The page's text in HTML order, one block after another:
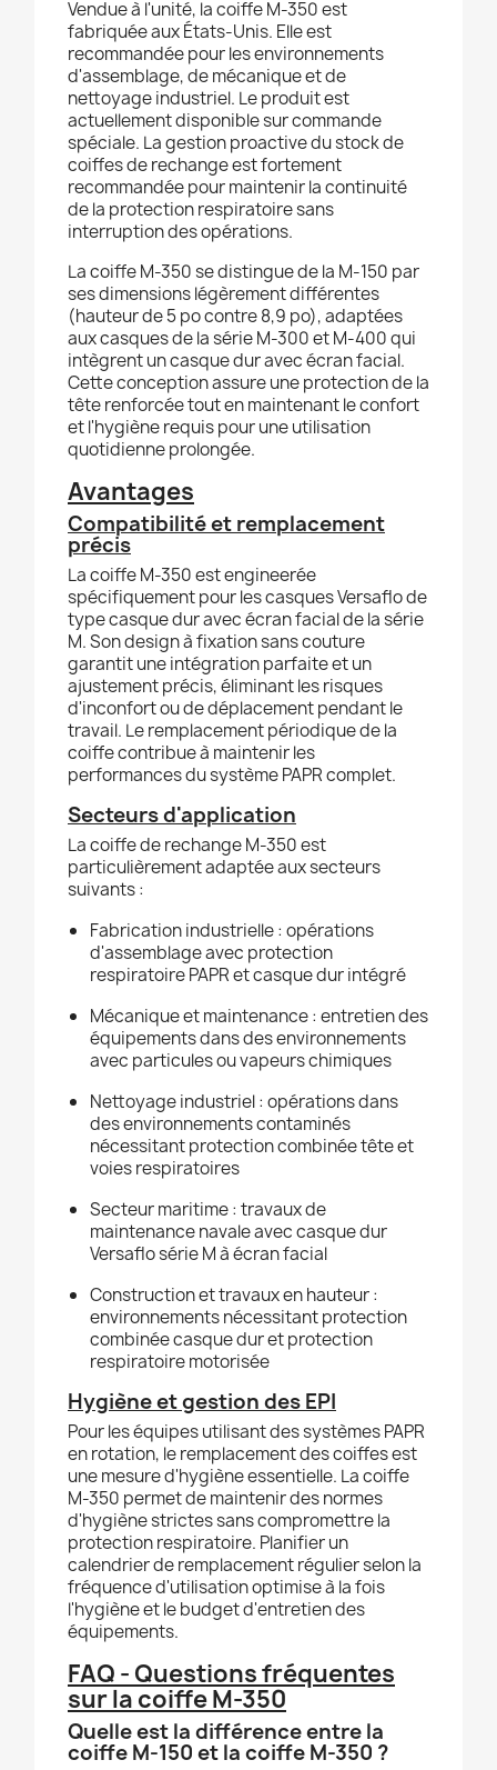
Vendue à l'unité, la coiffe M-350 est
fabriquée aux États-Unis. Elle est
recommandée pour les environnements
d'assemblage, de mécanique et de
nettoyage industriel. Le produit est
actuellement disponible sur commande
spéciale. La gestion proactive du stock de
coiffes de rechange est fortement
recommandée pour maintenir la continuité
de la protection respiratoire sans
interruption des opérations.
La coiffe M-350 se distingue de la M-150 par
ses dimensions légèrement différentes
(hauteur de 5 po contre 8,9 po), adaptées
aux casques de la série M-300 et M-400 qui
intègrent un casque dur avec écran facial.
Cette conception assure une protection de la
tête renforcée tout en maintenant le confort
et l'hygiène requis pour une utilisation
quotidienne prolongée.
Avantages
Compatibilité et remplacement
précis
La coiffe M-350 est engineerée
spécifiquement pour les casques Versaflo de
type casque dur avec écran facial de la série
M. Son design à fixation sans couture
garantit une intégration parfaite et un
ajustement précis, éliminant les risques
d'inconfort ou de déplacement pendant le
travail. Le remplacement périodique de la
coiffe contribue à maintenir les
performances du système PAPR complet.
Secteurs d'application
La coiffe de rechange M-350 est
particulièrement adaptée aux secteurs
suivants :
Fabrication industrielle : opérations
d'assemblage avec protection
respiratoire PAPR et casque dur intégré
Mécanique et maintenance : entretien des
équipements dans des environnements
avec particules ou vapeurs chimiques
Nettoyage industriel : opérations dans
des environnements contaminés
nécessitant protection combinée tête et
voies respiratoires
Secteur maritime : travaux de
maintenance navale avec casque dur
Versaflo série M à écran facial
Construction et travaux en hauteur :
environnements nécessitant protection
combinée casque dur et protection
respiratoire motorisée
Hygiène et gestion des EPI
Pour les équipes utilisant des systèmes PAPR
en rotation, le remplacement des coiffes est
une mesure d'hygiène essentielle. La coiffe
M-350 permet de maintenir des normes
d'hygiène strictes sans compromettre la
protection respiratoire. Planifier un
calendrier de remplacement régulier selon la
fréquence d'utilisation optimise à la fois
l'hygiène et le budget d'entretien des
équipements.
FAQ - Questions fréquentes
sur la coiffe M-350
Quelle est la différence entre la
coiffe M-150 et la coiffe M-350 ?